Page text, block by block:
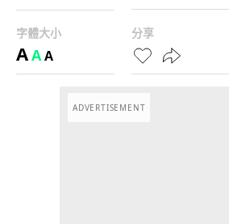
字體大小
AAA
分享
ADVERTISEMENT